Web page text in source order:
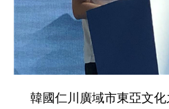
韓國仁川廣域市東亞文化